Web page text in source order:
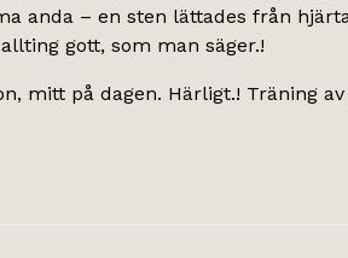
anda – en sten lättades från
gott, som man säger.!
mitt på dagen. Härligt.! Träning